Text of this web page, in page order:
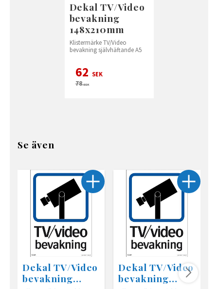
Dekal TV/Video
bevakning
148x210mm
Klistermärke TV/Video
bevakning självhäftande A5
62 SEK
78SEK
Se även
Dekal TV/Video
bevakning
Dekal TV/Video
bevakning